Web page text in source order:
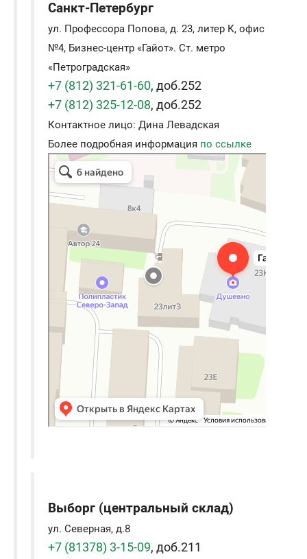
Санкт-Петербург
ул. Профессора Попова, д. 23, литер К, офис
№4, Бизнес-центр «Гайот». Ст. метро
«Петроградская»
+7 (812) 321-61-60, доб.252
+7 (812) 325-12-08, доб.252
Контактное лицо: Дина Левадская
Более подробная информация по ссылке
Гамма плюс
Электронные приборы и компоненты в
Санкт‑Петербурге
Выборг (центральный склад)
ул. Северная, д.8
+7 (81378) 3-15-09, доб.211